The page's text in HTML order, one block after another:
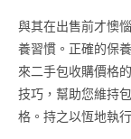
與其在出售前才懊
養習慣。正確的保
來二手包收購價格
技巧，幫助您維持
格。持之以恆地執